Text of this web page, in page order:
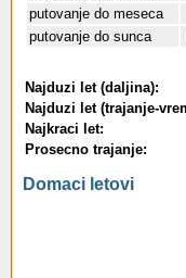
putovanje do meseca
putovanje do sunca
Najduzi let (daljina):
Najduzi let (trajanje-
Najkraci let:
Prosecno trajanje:
Domaci letovi